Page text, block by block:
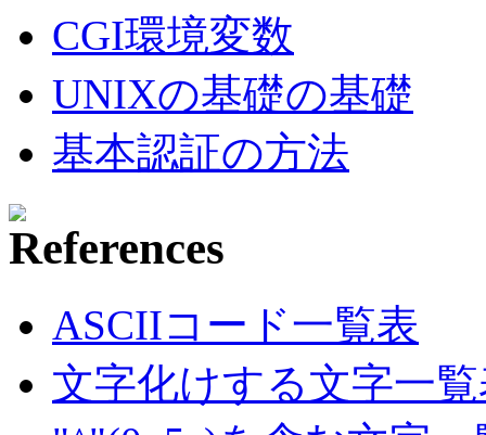
CGI環境変数
UNIXの基礎の基礎
基本認証の方法
ASCIIコード一覧表
文字化けする文字一